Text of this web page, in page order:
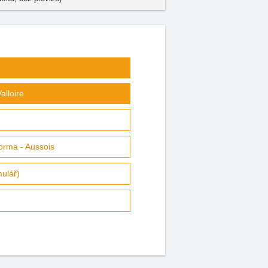
- Aussois